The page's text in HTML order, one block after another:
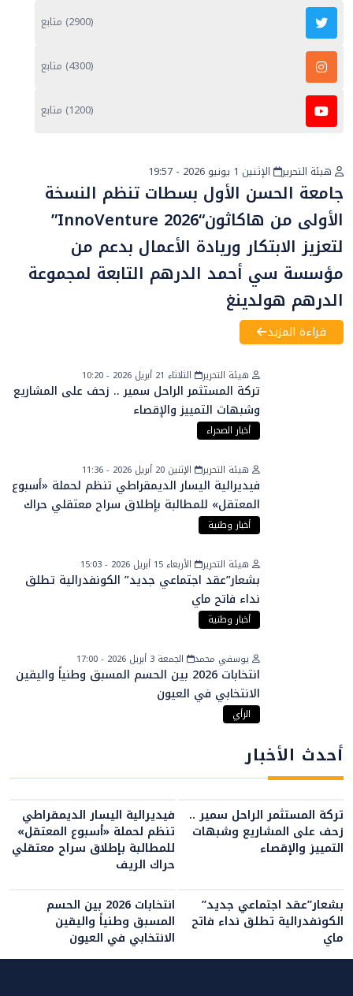
(2900) متابع
(4300) متابع
(1200) متابع
أخبار عامة
هيئة التحرير الإثنين 1 يونيو 2026 - 19:57
جامعة الحسن الأول بسطات تنظم النسخة
الأولى من هاكاثون“InnoVenture 2026”
لتعزيز الابتكار وريادة الأعمال بدعم من
مؤسسة سي أحمد الدرهم التابعة لمجموعة
الدرهم هولدينغ
قراءة المزيد
هيئة التحرير الثلاثاء 21 أبريل 2026 - 10:20
تركة المستثمر الراحل سمير .. زحف على المشاريع
وشبهات التمييز والإقصاء
أخبار الصحراء
هيئة التحرير الإثنين 20 أبريل 2026 - 11:36
فيديرالية اليسار الديمقراطي تنظم لحملة «أسبوع
المعتقل» للمطالبة بإطلاق سراح معتقلي حراك
الريف
أخبار وطنية
هيئة التحرير الأربعاء 15 أبريل 2026 - 15:03
بشعار”عقد اجتماعي جديد” الكونفدرالية تطلق
نداء فاتح ماي
أخبار وطنية
يوسفي محمد الجمعة 3 أبريل 2026 - 17:00
انتخابات 2026 بين الحسم المسبق وطنياً واليقين
الانتخابي في العيون
الرأي
أحدث الأخبار
تركة المستثمر الراحل سمير ..
زحف على المشاريع وشبهات
التمييز والإقصاء
فيديرالية اليسار الديمقراطي
تنظم لحملة «أسبوع المعتقل»
للمطالبة بإطلاق سراح معتقلي
حراك الريف
بشعار”عقد اجتماعي جديد”
الكونفدرالية تطلق نداء فاتح
ماي
انتخابات 2026 بين الحسم
المسبق وطنياً واليقين
الانتخابي في العيون